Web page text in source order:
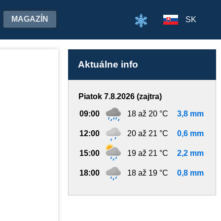
MAGAZÍN SK
Aktuálne info
Piatok 7.8.2026 (zajtra)
09:00 18 až 20 °C 3,8 mm
12:00 20 až 21 °C 0,6 mm
15:00 19 až 21 °C 2,2 mm
18:00 18 až 19 °C 0,8 mm